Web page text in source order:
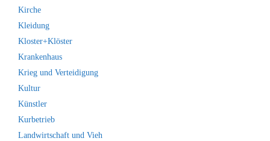
Kirche
Kleidung
Kloster+Klöster
Krankenhaus
Krieg und Verteidigung
Kultur
Künstler
Kurbetrieb
Landwirtschaft und Vieh